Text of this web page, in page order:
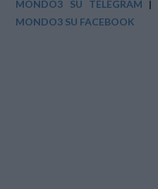
MONDO3 SU TELEGRAM |
MONDO3 SU FACEBOOK